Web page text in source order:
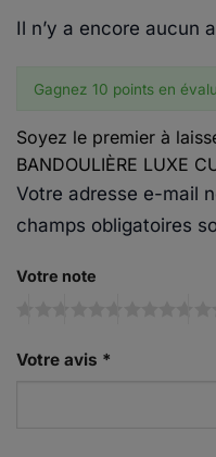
Il n’y a encore aucun
Gagnez 10 points en
Soyez le premier à
BANDOULIÈRE LUXE
Votre adresse e-mail
champs obligatoires
Votre note
Votre avis *